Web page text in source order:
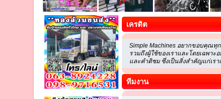
เครดิต
Simple Machines อยากขอบคุณทุ
รวมถึงผู้ใช้ของเราและโดยเฉพา
และคำติชม ซึ่งเป็นสิ่งสำคัญแก่เรา
ทีมงาน